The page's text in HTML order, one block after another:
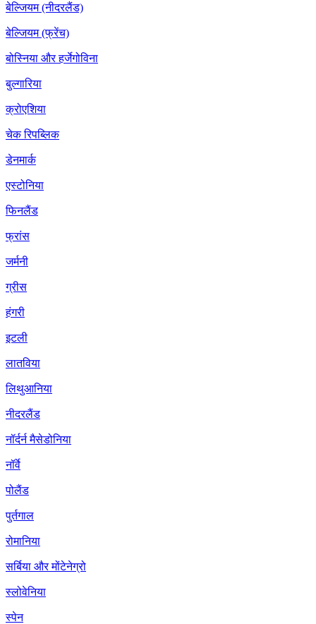
बेल्जियम (नीदरलैंड)
बेल्जियम (फ्रेंच)
बोस्निया और हर्जेगोविना
बुल्गारिया
क्रोएशिया
चेक रिपब्लिक
डेनमार्क
एस्टोनिया
फिनलैंड
फ्रांस
जर्मनी
ग्रीस
हंगरी
इटली
लातविया
लिथुआनिया
नीदरलैंड
नॉर्दर्न मैसेडोनिया
नॉर्वे
पोलैंड
पुर्तगाल
रोमानिया
सर्बिया और मोंटेनेग्रो
स्लोवेनिया
स्पेन